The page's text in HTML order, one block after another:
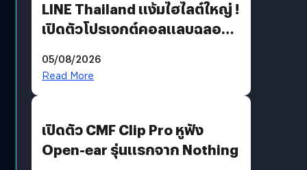
LINE Thailand แง้มไฮไลต์ใหญ่ !
เปิดตัวโปรเจกต์คอลแลบฉลอง
Moon x LINE FRIENDS
05/08/2026
Read More
เปิดตัว CMF Clip Pro หูฟัง
Open-ear รุ่นแรกจาก Nothing